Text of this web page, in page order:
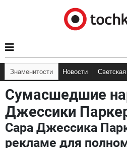
Знаменитости Новости
Сумасшедшие
Джессики
Сара Джессика
рекламе для